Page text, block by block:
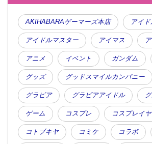
AKIHABARAゲーマーズ本店 アイド
アイドルマスター アイマス
アニメ イベント ガンダム
グッズ グッドスマイルカンパニー
グラビア グラビアアイドル
ゲーム コスプレ コスプレイ
コトブキヤ コミケ コラボ